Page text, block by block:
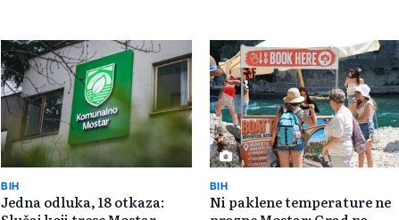
BIH
Jedna odluka, 18 otkaza:
BIH
Ni paklene temperature ne